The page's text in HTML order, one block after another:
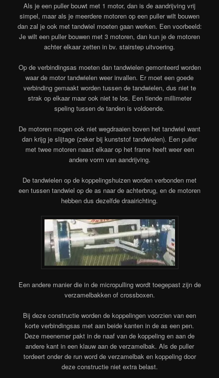
Als je een puller bouwt met 1 motor, dan is de aandrijving vrij
simpel, maar als je meerdere motoren op een puller wilt bouwen
dan zal je ook met tandwiel moeten gaan werken. Een voorbeeld:
Je wilt een puller bouwen met 3 motoren, dan kun je de motoren
achter elkaar zetten in bv. stairstep uitvoering.
Op de verbindingsas moeten dan tandwielen gemonteerd worden
waar de motor tandwielen weer invallen. Er moet een goede
verbinding gemaakt worden tussen de tandwielen, dus niet te
strak op elkaar maar ook niet te los. Een tiende millimeter
speling tussen de tanden is voldoende.
De motoren mogen ook niet wegdraaien boven het tandwiel want
dan krijg je slijtage (zeker bij kunststof tandwielen). Een puller
met twee motoren naast elkaar op het frame heeft weer een
andere vorm van aandrijving.
De tandwielen op de koppelingshuizen worden verbonden met
een tussen tandwiel op de as naar de achterbrug, en de motoren
hebben dus dezelfde draairichting.
Een andere manier die in de micropulling wordt toegepast zijn de
verzamelbakken of crossboxen.
Bij deze constructie worden de koppelingen voorzien van een
korte verbindingsas met aan beide kanten in de as een pen.
Deze meenemer pakt in de naaf van de koppeling en aan de
andere kant in een klauw aan de verzamelbak. Als de puller
tordeert onder de run word de verzamelbak en koppeling door
deze constructie niet extra belast.